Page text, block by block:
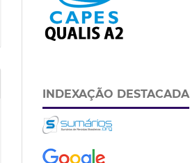
INDEXAÇÃO DESTACADA